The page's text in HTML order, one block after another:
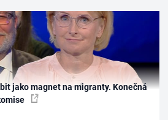
jako magnet na migranty. Konečná